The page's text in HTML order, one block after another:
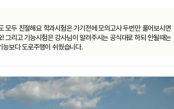
모두 친절해요 학과시험은 가기전에 모의고사 두번만 풀어보시면
그리고 기능시험은 강사님이 알려주시는 공식대로 하되 안될때는
능보다 도로주행이 쉬웠습니다.